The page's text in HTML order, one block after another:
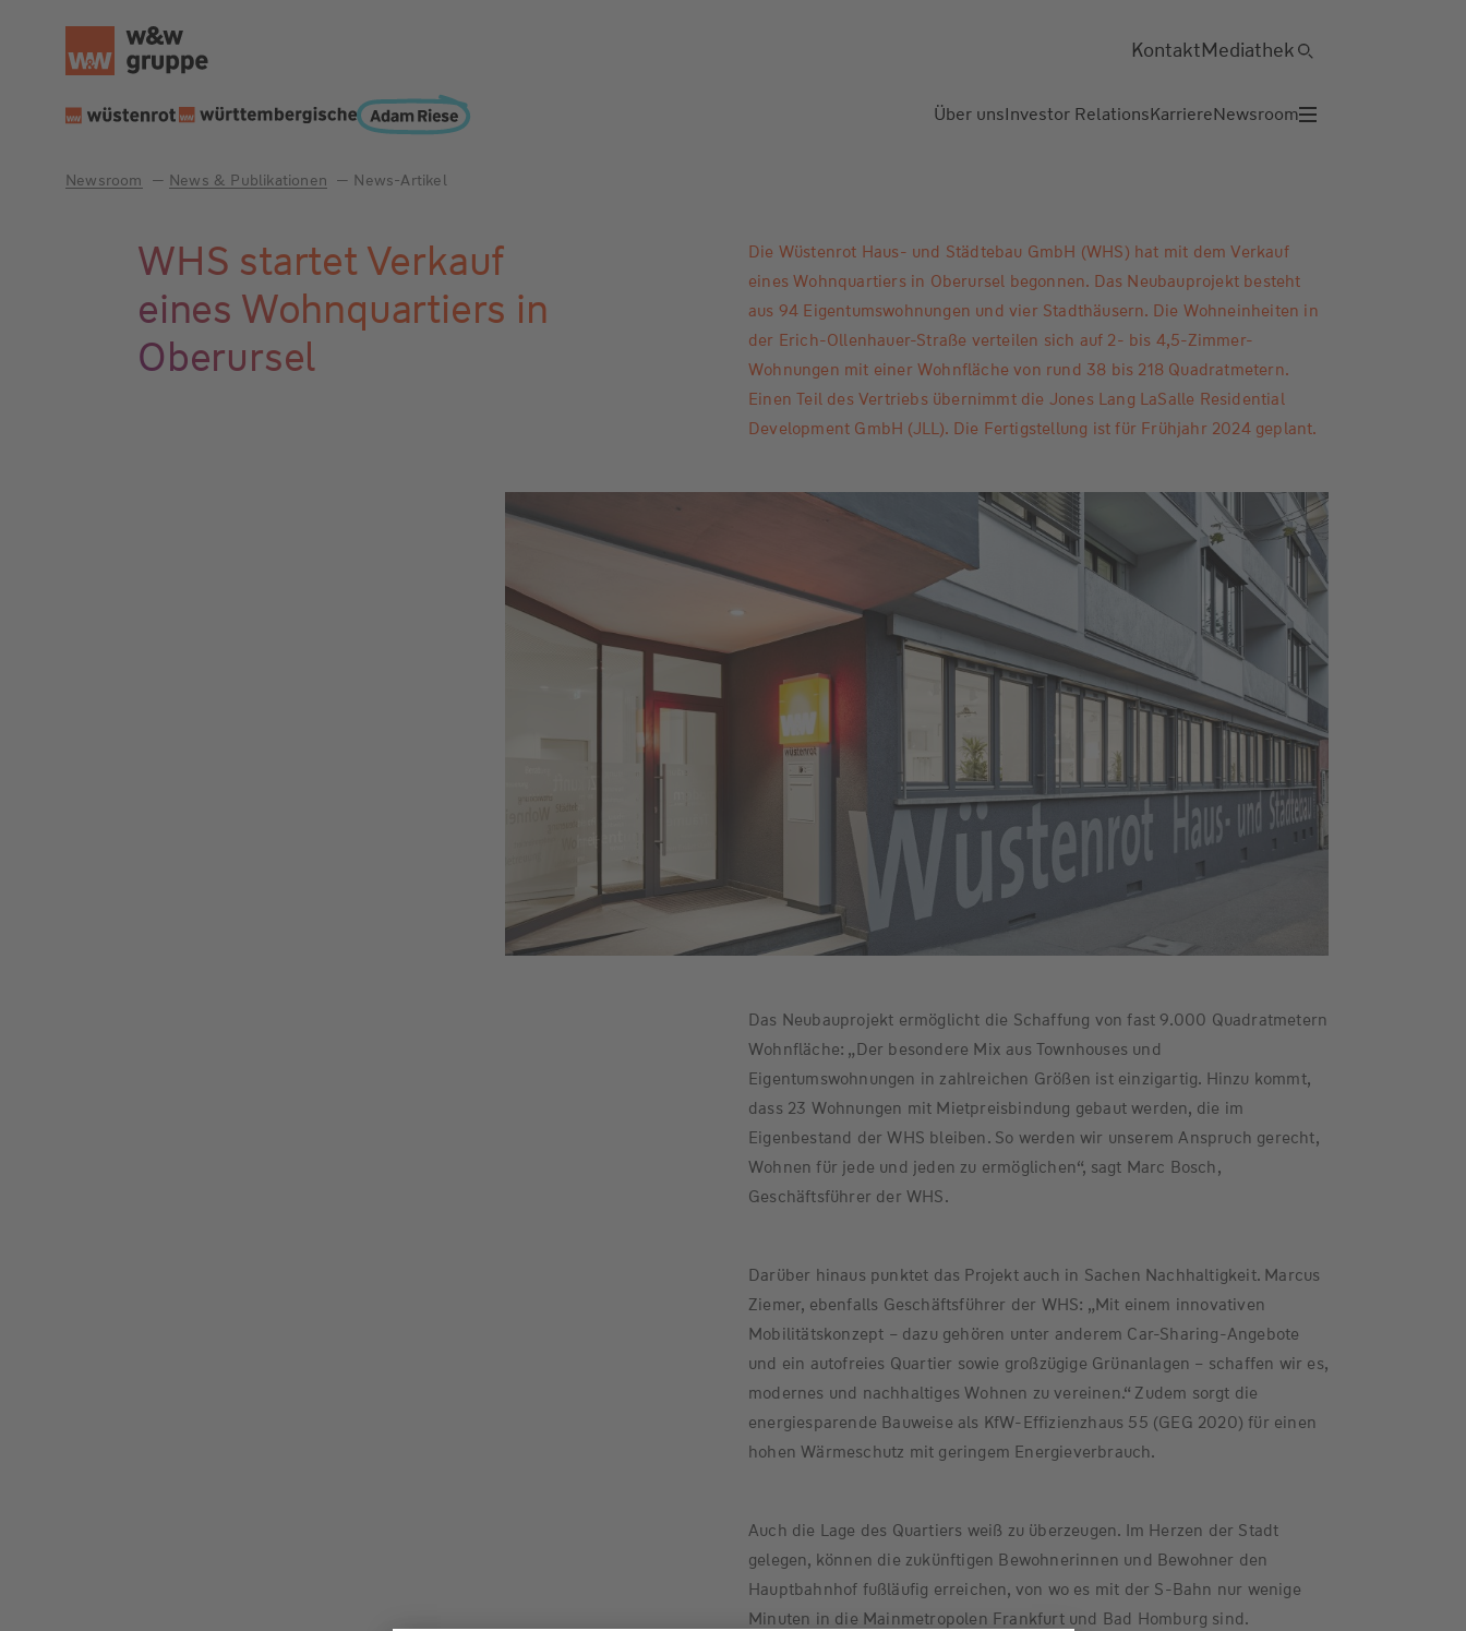
Über unsInvestor RelationsKarriereNewsroom
KontaktMediathek
Newsroom News & Publikationen News-Artikel
WHS startet Verkauf
eines Wohnquartiers in
Oberursel
Die Wüstenrot Haus- und Städtebau GmbH (WHS) hat mit dem Verkauf
eines Wohnquartiers in Oberursel begonnen. Das Neubauprojekt besteht
aus 94 Eigentumswohnungen und vier Stadthäusern. Die Wohneinheiten in
der Erich-Ollenhauer-Straße verteilen sich auf 2- bis 4,5-Zimmer-
Wohnungen mit einer Wohnfläche von rund 38 bis 218 Quadratmetern.
Einen Teil des Vertriebs übernimmt die Jones Lang LaSalle Residential
Development GmbH (JLL). Die Fertigstellung ist für Frühjahr 2024 geplant.
Das Neubauprojekt ermöglicht die Schaffung von fast 9.000 Quadratmetern
Wohnfläche: „Der besondere Mix aus Townhouses und
Eigentumswohnungen in zahlreichen Größen ist einzigartig. Hinzu kommt,
dass 23 Wohnungen mit Mietpreisbindung gebaut werden, die im
Eigenbestand der WHS bleiben. So werden wir unserem Anspruch gerecht,
Wohnen für jede und jeden zu ermöglichen“, sagt Marc Bosch,
Geschäftsführer der WHS.
Darüber hinaus punktet das Projekt auch in Sachen Nachhaltigkeit. Marcus
Ziemer, ebenfalls Geschäftsführer der WHS: „Mit einem innovativen
Mobilitätskonzept – dazu gehören unter anderem Car-Sharing-Angebote
und ein autofreies Quartier sowie großzügige Grünanlagen – schaffen wir es,
modernes und nachhaltiges Wohnen zu vereinen.“ Zudem sorgt die
energiesparende Bauweise als KfW-Effizienzhaus 55 (GEG 2020) für einen
hohen Wärmeschutz mit geringem Energieverbrauch.
Auch die Lage des Quartiers weiß zu überzeugen. Im Herzen der Stadt
gelegen, können die zukünftigen Bewohnerinnen und Bewohner den
Hauptbahnhof fußläufig erreichen, von wo es mit der S-Bahn nur wenige
Minuten in die Mainmetropolen Frankfurt und Bad Homburg sind.